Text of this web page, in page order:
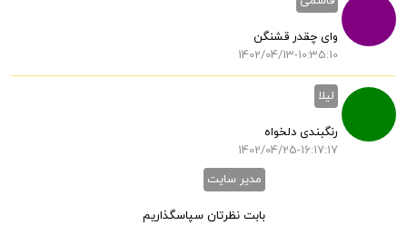
وای چقدر قشنگن
1402/04/13-10:35:10
لیلا
رنگبندی دلخواه
1402/04/25-16:17:17
مدیر سایت
بابت نظرتان سپاسگذاریم